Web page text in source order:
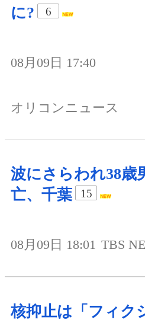
に?
6
08月09日 17:40
オリコンニュース
波にさらわれ38歳
亡、千葉
15
08月09日 18:01 TBS
核抑止は「フィク